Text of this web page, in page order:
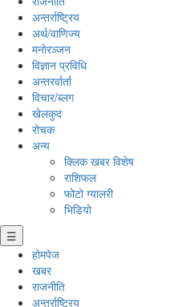
अन्तर्राष्ट्रिय
अर्थ/वाणिज्य
मनाेरञ्जन
विज्ञान प्रविधि
अन्तरर्वार्ता
विचार/ब्लग
खेलकुद
रोचक
अन्य
क्लिक खबर विशेष
राशिफल
फोटो ग्यालरी
भिडियो
☰
होमपेज
खबर
राजनीति
अन्तर्राष्ट्रिय